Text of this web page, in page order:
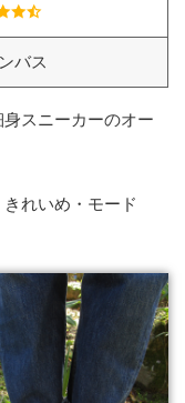
バス
スニーカーのオー
れいめ・モード